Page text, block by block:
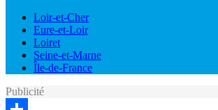
Loir-et-Cher
Eure-et-Loir
Loiret
Seine-et-Marne
Île-de-France
Publicité